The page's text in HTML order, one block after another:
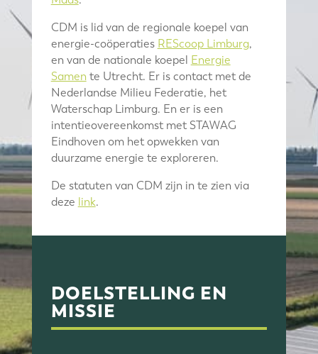
CDM is lid van de regionale koepel van
energie-coöperaties REScoop Limburg,
en van de nationale koepel Energie
Samen te Utrecht. Er is contact met de
Nederlandse Milieu Federatie, het
Waterschap Limburg. En er is een
intentieovereenkomst met STAWAG
Eindhoven om het opwekken van
duurzame energie te exploreren.
De statuten van CDM zijn in te zien via
deze link.
DOELSTELLING EN
MISSIE